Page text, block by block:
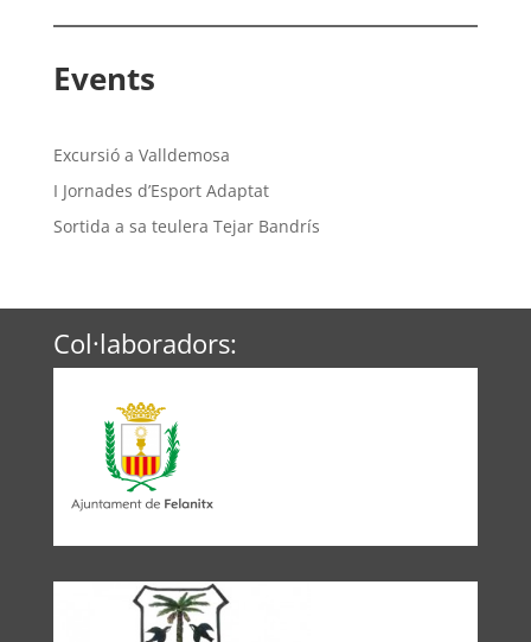
Events
Excursió a Valldemosa
I Jornades d’Esport Adaptat
Sortida a sa teulera Tejar Bandrís
Col·laboradors: